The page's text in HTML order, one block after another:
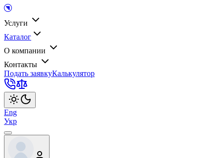
Услуги
Каталог
О компании
Контакты
Подать заявкуКалькулятор
Eng
Укр